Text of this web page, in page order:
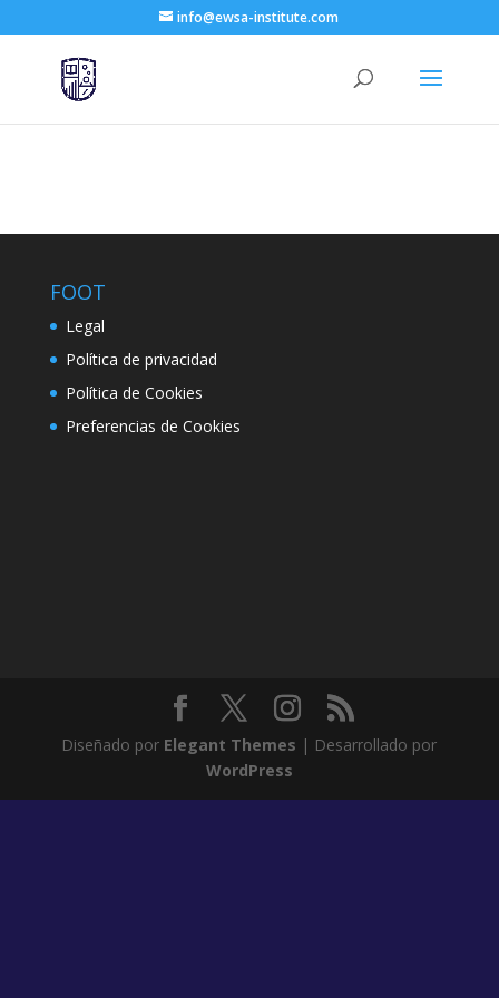
info@ewsa-institute.com
FOOT
Legal
Política de privacidad
Política de Cookies
Preferencias de Cookies
Diseñado por Elegant Themes | Desarrollado por
WordPress